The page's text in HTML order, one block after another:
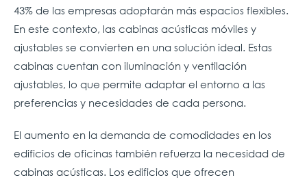
43% de las empresas adoptarán más espacios flexibles.
En este contexto, las cabinas acústicas móviles y
ajustables se convierten en una solución ideal. Estas
cabinas cuentan con iluminación y ventilación
ajustables, lo que permite adaptar el entorno a las
preferencias y necesidades de cada persona.
El aumento en la demanda de comodidades en los
edificios de oficinas también refuerza la necesidad de
cabinas acústicas. Los edificios que ofrecen